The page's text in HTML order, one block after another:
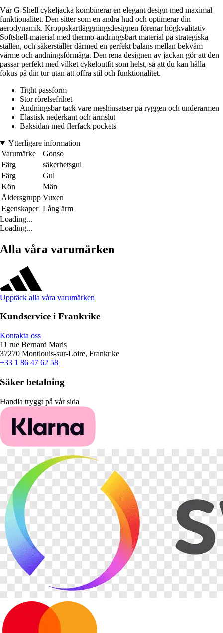
Vår G-Shell cykeljacka kombinerar en elegant design med maximal
funktionalitet. Den sitter som en andra hud och optimerar din
aerodynamik. Kroppskartläggningsdesignen förenar högkvalitativ
Softshell-material med thermo-andningsbart material på strategiska
ställen, och säkerställer därmed en perfekt balans mellan bekväm
värme och andningsförmåga. Den rena designen av jackan gör att den
passar perfekt med vilket cykeloutfit som helst, så att du kan hålla
fokus på din tur utan att offra stil och funktionalitet.
Tight passform
Stor rörelsefrihet
Andningsbar tack vare meshinsatser på ryggen och underarmen
Elastisk nederkant och ärmslut
Baksidan med flerfack pockets
Ytterligare information
Varumärke
Gonso
Färg
säkerhetsgul
Färg
Gul
Kön
Män
Åldersgrupp Vuxen
Egenskaper Lång ärm
Loading...
Loading...
Alla våra varumärken
Upptäck alla våra varumärken
Kundservice i Frankrike
Kontakta oss
11 rue Bernard Maris
37270 Montlouis-sur-Loire, Frankrike
+33 1 86 47 62 58
Säker betalning
Handla tryggt på vår sida